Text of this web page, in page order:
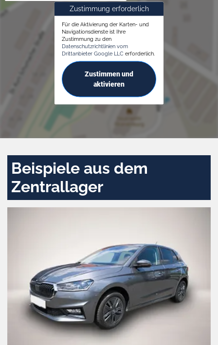
Zustimmung erforderlich
Für die Aktivierung der Karten- und
Navigationsdienste ist Ihre
Zustimmung zu den
Datenschutzrichtlinien vom
Drittanbieter Google LLC erforderlich.
Zustimmen und
aktivieren
Beispiele aus dem
Zentrallager